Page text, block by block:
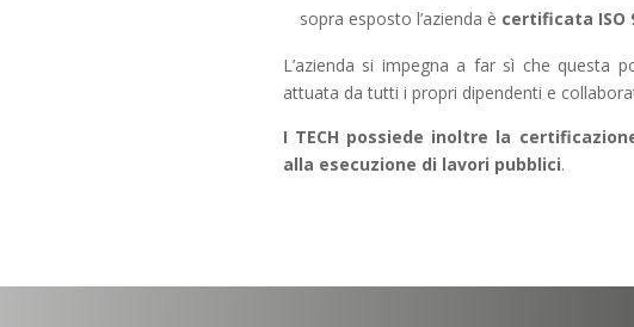
sopra esposto l’azienda è certificata ISO
L’azienda si impegna a far sì che questa
attuata da tutti i propri dipendenti e
I TECH possiede inoltre la
alla esecuzione di lavori pubblici.